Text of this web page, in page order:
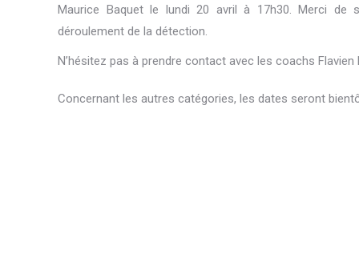
Maurice Baquet le lundi 20 avril à 17h30. Merci de
déroulement de la détection.
N’hésitez pas à prendre contact avec les coachs Flavien
Concernant les autres catégories, les dates seront